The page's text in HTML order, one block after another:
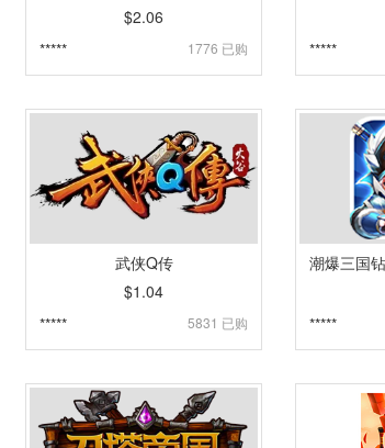
$2.06
*****
1776 已购
*****
武侠Q传
$1.04
*****
5831 已购
*****